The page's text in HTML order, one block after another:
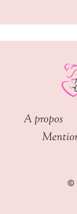
A propos
©